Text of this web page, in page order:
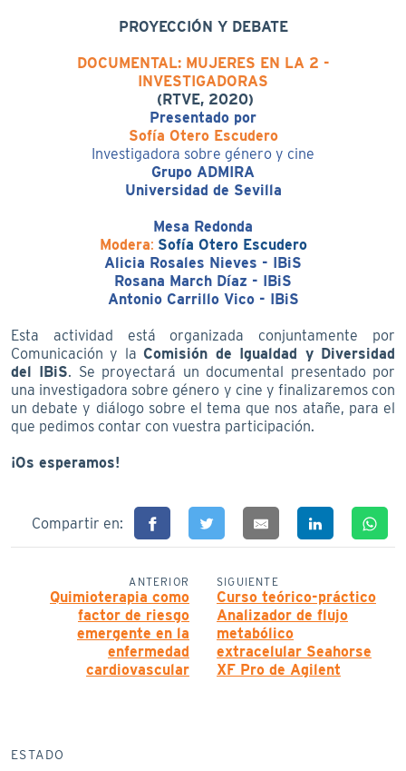
PROYECCIÓN Y DEBATE
DOCUMENTAL: MUJERES EN LA 2 -
INVESTIGADORAS
(RTVE, 2020)
Presentado por
Sofía Otero Escudero
Investigadora sobre género y cine
Grupo ADMIRA
Universidad de Sevilla
Mesa Redonda
Modera: Sofía Otero Escudero
Alicia Rosales Nieves - IBiS
Rosana March Díaz - IBiS
Antonio Carrillo Vico - IBiS
Esta actividad está organizada conjuntamente por
Comunicación y laComisión de Igualdad y Diversidad
del IBiS. Se proyectará un documental presentado por
una investigadora sobre género y cine y finalizaremos con
un debate y diálogo sobre el tema que nos atañe, para el
que pedimos contar con vuestra participación.
¡Os esperamos!
Compartir en:
ANTERIOR
Quimioterapia como
factor de riesgo
emergente en la
enfermedad
cardiovascular
SIGUIENTE
Curso teórico-práctico
Analizador de flujo
metabólico
extracelular Seahorse
XF Pro de Agilent
ESTADO